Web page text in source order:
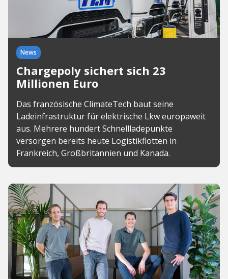
News
Chargepoly sichert sich 23
Millionen Euro
Das französische ClimateTech baut seine
Ladeinfrastruktur für elektrische Lkw europaweit
aus. Mehrere hundert Schnellladepunkte
versorgen bereits heute Logistikflotten in
Frankreich, Großbritannien und Kanada.